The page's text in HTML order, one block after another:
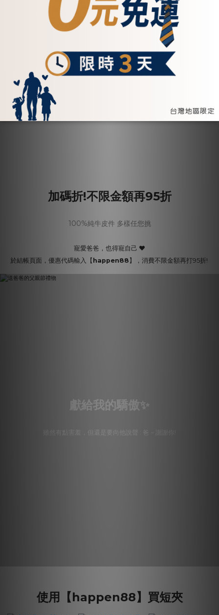
加碼折!不限金額再95折
100%純牛皮件 多樣任您挑
寵愛爸爸，也得寵自己 ❤
於結帳頁面，優惠代碼輸入【 happen88 】，消費不限金額再打95折!
獻給我的驕傲✨
雖然有點害羞，但還是要向他說聲 : 爸 ~ 謝謝你!
使用【happen88】買短夾